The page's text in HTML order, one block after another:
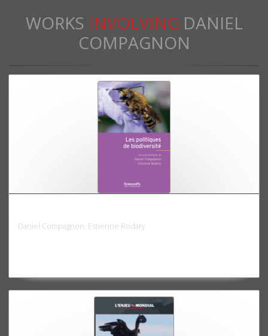
WORKS INVOLVING DANIEL
COMPAGNON
Daniel Compagnon, Estienne Rodary